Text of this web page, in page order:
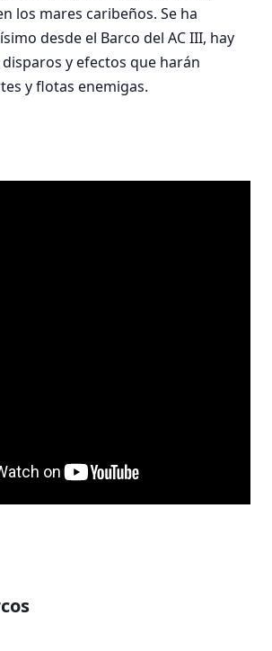
los mares caribeños. Se ha
desde el Barco del AC III, hay
y efectos que harán
y flotas enemigas.